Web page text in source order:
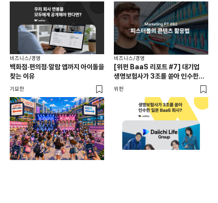
비즈니스/경영
백화점·편의점·알람 앱까지 아이돌을
찾는 이유
기묘한
비즈니스/경영
[위펀 BaaS 리포트 #7] 대기업
생명보험사가 3조를 쏟아 인수한
일본 BaaS 회사의 정체는?
위펀